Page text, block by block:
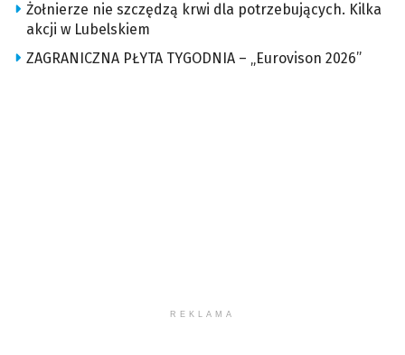
Żołnierze nie szczędzą krwi dla potrzebujących. Kilka
akcji w Lubelskiem
ZAGRANICZNA PŁYTA TYGODNIA – „Eurovison 2026”
REKLAMA